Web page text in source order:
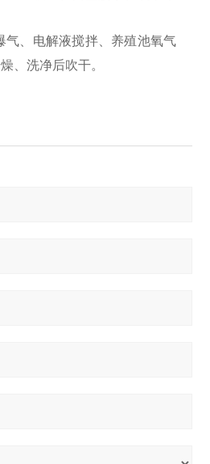
气、电解液搅拌、养殖池氧气
、洗净后吹干。